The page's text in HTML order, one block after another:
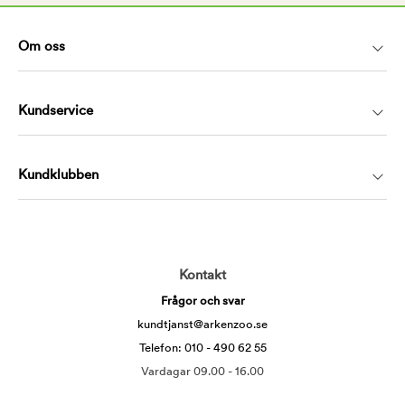
Om oss
Kundservice
Kundklubben
Kontakt
Frågor och svar
kundtjanst@arkenzoo.se
Telefon: 010 - 490 62 55
Vardagar 09.00 - 16.00